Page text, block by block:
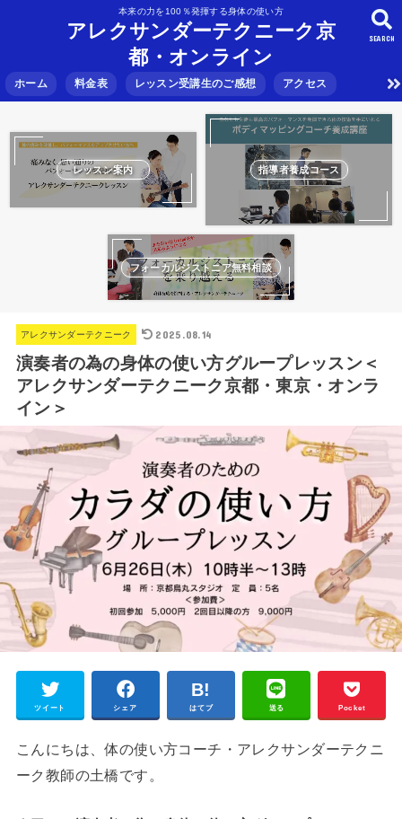
本来の力を100％発揮する身体の使い方
アレクサンダーテクニーク京
都・オンライン
SEARCH
ホーム 料金表 レッスン受講生のご感想 アクセス
レッスン案内 指導者養成コース
フォーカルジストニア無料相談
アレクサンダーテクニーク 2025.08.14
演奏者の為の身体の使い方グループレッスン＜
アレクサンダーテクニーク京都・東京・オンラ
イン＞
ツイート シェア はてブ 送る Pocket
こんにちは、体の使い方コーチ・アレクサンダーテクニ
ーク教師の土橋です。